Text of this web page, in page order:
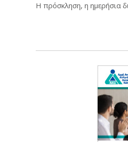
Η πρόσκληση, η ημερήσια